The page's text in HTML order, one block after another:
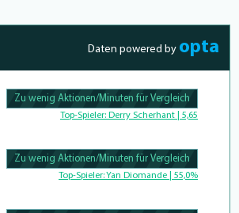
Daten powered by opta
100.47619047619% Complete
Zu wenig Aktionen/Minuten für Vergleich
Top-Spieler: Derry Scherhant | 5,65
100.46296296296% Complete
Zu wenig Aktionen/Minuten für Vergleich
Top-Spieler:Yan Diomande | 55,0%